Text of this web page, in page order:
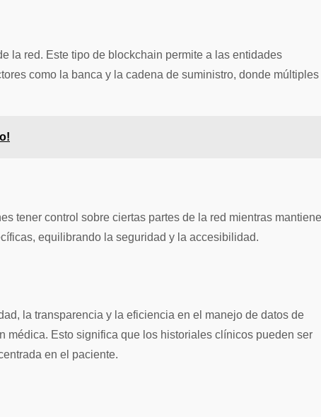
la red. Este tipo de blockchain permite a las entidades
como la banca y la cadena de suministro, donde múltiples
tener control sobre ciertas partes de la red mientras
equilibrando la seguridad y la accesibilidad.
la transparencia y la eficiencia en el manejo de datos de
médica. Esto significa que los historiales clínicos pueden ser
en el paciente.